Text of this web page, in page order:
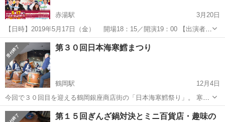
赤湯駅
3月20日
【日時】2019年5月17日（金） 開場18：15／開演19：00 【出演者】
※都合により出演者が変更になる場合もございます 中川家、トータル
テンボス、とろサーモン、ウーマンラッシュアワー、とにかく明る
い...
山形 南陽市 赤湯駅 地域/お祭り よしもと
第３０回日本海寒鱈まつり
鶴岡駅
12月4日
今回で３０回目を迎える鶴岡銀座商店街の「日本海寒鱈祭り」。 寒の
厳しい冬の日本海で獲れた真鱈の内、特に寒の内に獲れるのを「寒
鱈」と称し庄内の代表的な冬の味覚となっています。「たらふく食べ
山形 鶴岡市 鶴岡駅 地域/お祭り
第１５回ぎんざ鍋対決とミニ百貨店・趣味の